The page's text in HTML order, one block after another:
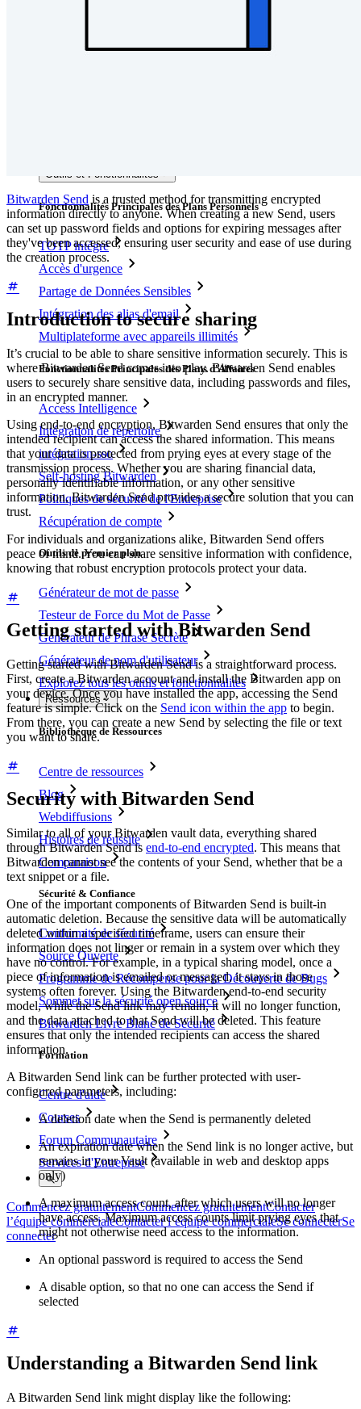
Outils et Fonctionnalités
Fonctionnalités Principales des Plans Personnels
TOTP intégré
Accès d'urgence
Partage de Données Sensibles
Intégration des alias d'email
Multiplateforme avec appareils illimités
Fonctionnalités Principales des Plans d'Affaires
Access Intelligence
Intégration de répertoire
intégration-sso
Self-hosting Bitwarden
Politiques de sécurité de l'Entreprise
Récupération de compte
Outils de premier plan
Générateur de mot de passe
Testeur de Force du Mot de Passe
Générateur de Phrase Secrète
Générateur de nom d'utilisateur
Explorez tous les outils et fonctionnalités
Ressources
Bibliothèque de Ressources
Centre de ressources
Blog
Webdiffusions
Histoires de réussite
Comparaison
Sécurité & Confiance
Conformité de sécurité
Source Ouverte
Programme de Récompense pour la Découverte de Bugs
Sommet sur la sécurité open source
Bitwarden Livre Blanc de Sécurité
Formation
Centre d'aide
Courses
Forum Communautaire
Services d'Entreprise
Commencez gratuitementCommencez gratuitementContacter
l’équipe commercialeContacter l’équipe commercialeSe connecterSe
connecter
Bitwarden Send is a trusted method for transmitting encrypted
information directly to anyone. When creating a new Send, users
can set up password fields and options for expiring messages after
they've been accessed, ensuring user security and ease of use during
the creation process.
Introduction to secure sharing
It’s crucial to be able to share sensitive information securely. This is
where Bitwarden Send comes into play. Bitwarden Send enables
users to securely share sensitive data, including passwords and files,
in an encrypted manner.
Using end-to-end encryption, Bitwarden Send ensures that only the
intended recipient can access the shared information. This means
that your data is protected from prying eyes at every stage of the
transmission process. Whether you are sharing financial data,
personally identifiable information, or any other sensitive
information, Bitwarden Send provides a secure solution that you can
trust.
For individuals and organizations alike, Bitwarden Send offers
peace of mind. You can share sensitive information with confidence,
knowing that robust encryption protocols protect your data.
Getting started with Bitwarden Send
Getting started with Bitwarden Send is a straightforward process.
First, create a Bitwarden account and install the Bitwarden app on
your device. Once you have installed the app, accessing the Send
feature is simple. Click on the Send icon within the app to begin.
From there, you can create a new Send by selecting the file or text
you want to share.
Security with Bitwarden Send
Similar to all of your Bitwarden vault data, everything shared
through Bitwarden Send is end-to-end encrypted. This means that
Bitwarden cannot see the contents of your Send, whether that be a
text snippet or a file.
One of the important components of Bitwarden Send is built-in
automatic deletion. Because the sensitive data will be automatically
deleted within a specified timeframe, users can ensure their
information does not linger or remain in a system over which they
have no control. For example, in a typical sharing model, once a
piece of information is emailed or messaged, it stays in those
systems often forever. Using the Bitwarden end-to-end security
model, while the Send link may remain, it will no longer function,
and the data attached to that Send will be deleted. This feature
ensures that only the intended recipients can access the shared
information.
A Bitwarden Send link can be further protected with user-
configured parameters, including:
A deletion date when the Send is permanently deleted
An expiration date when the Send link is no longer active, but
remains in your Vault (available in web and desktop apps
only)
A maximum access count, after which users will no longer
have access. Maximum access counts limit prying eyes that
might not otherwise need access to the information.
An optional password is required to access the Send
A disable option, so that no one can access the Send if
selected
Understanding a Bitwarden Send link
A Bitwarden Send link might display like the following: